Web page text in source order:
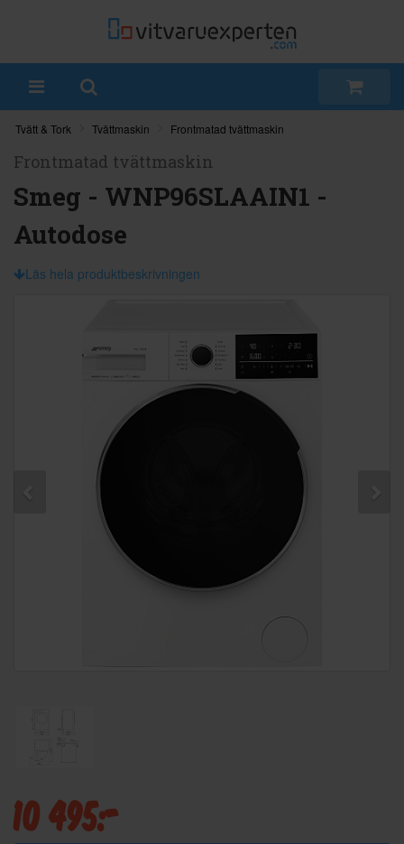
Tvätt & Tork Tvättmaskin Frontmatad tvättmaskin
Frontmatad tvättmaskin
Smeg - WNP96SLAAIN1 -
Autodose
Läs hela produktbeskrivningen
10 495:-